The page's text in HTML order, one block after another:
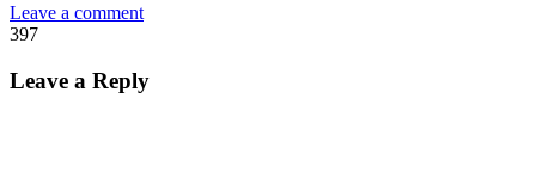
Leave a comment
397
Leave a Reply